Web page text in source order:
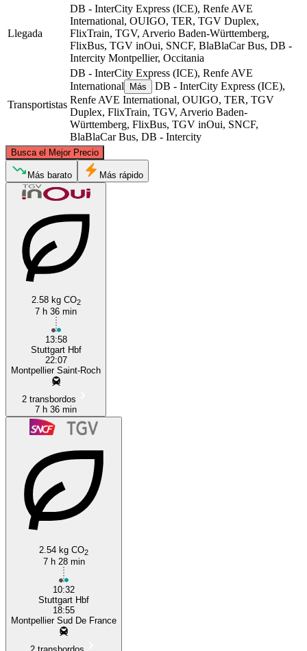
Llegada
DB - InterCity Express (ICE), Renfe AVE
International, OUIGO, TER, TGV Duplex,
FlixTrain, TGV, Arverio Baden-Württemberg,
FlixBus, TGV inOui, SNCF, BlaBlaCar Bus, DB -
Intercity Montpellier, Occitania
Transportistas
DB - InterCity Express (ICE), Renfe AVE
International
Más
DB - InterCity Express (ICE),
Renfe AVE International, OUIGO, TER, TGV
Duplex, FlixTrain, TGV, Arverio Baden-
Württemberg, FlixBus, TGV inOui, SNCF,
BlaBlaCar Bus, DB - Intercity
Busca el Mejor Precio
© CARTO, ©OpenStreetMap
Más barato Más rápido
2.58 kg CO2
7 h 36 min
13:58
Stuttgart Hbf
22:07
Montpellier Saint-Roch
2 transbordos
7 h 36 min
2.54 kg CO2
7 h 28 min
10:32
Stuttgart Hbf
18:55
Montpellier Sud De France